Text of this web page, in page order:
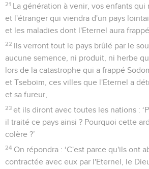
21 La génération à venir, vos enfants qui
et l'étranger qui viendra d'un pays
et les maladies dont l'Eternel aura
22 Ils verront tout le pays brûlé par le
aucune semence, ni produit, ni herbe
lors de la catastrophe qui a frappé
et Tseboïm, ces villes que l'Eternel a
et sa fureur,
23 et ils diront avec toutes les nations :
il traité ce pays ainsi ? Pourquoi cette
colère ?’
24 On répondra : ‘C'est parce qu'ils ont
contractée avec eux par l'Eternel, le